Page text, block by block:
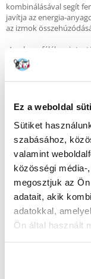
Ez a weboldal
Sütiket
szabásához,
valamint
közösségi média-
megosztjuk az
adatait, akik
adatokkal,
Ön által használt
kombinálásával segít
javítja az energia-
az izmok
-A gabonafélék, mint a
étkezést biztosítanak.
bélrendszeri
Összetétel:
Dehidratált
halfehérje,
halolaj, szárított
szacharidok,
nátrium-klorid,
Analitikai összetevők:
Nyersfehérje 43,00%;
7,50%; kalcium 1,10%;